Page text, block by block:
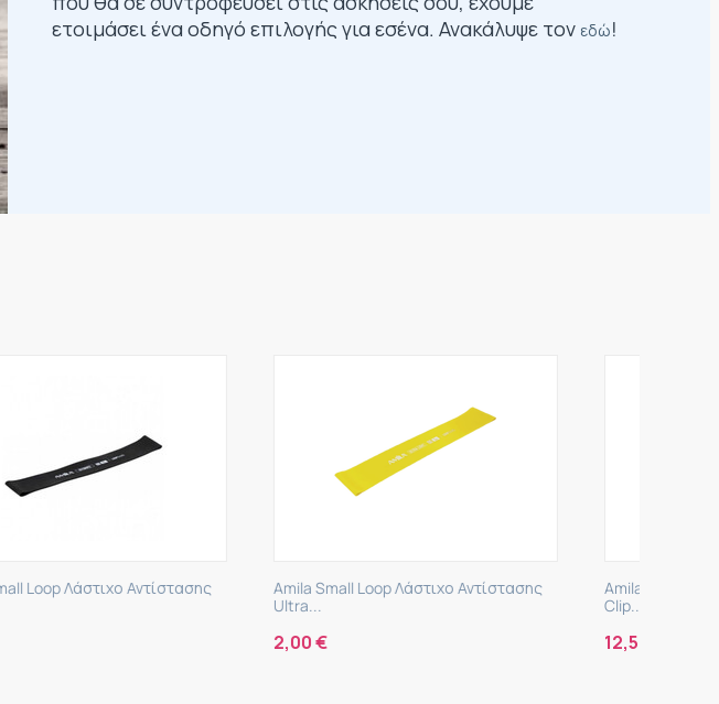
ετοιμάσει ένα οδηγό επιλογής για εσένα. Ανακάλυψε τον εδώ!
Amila Small Loop Λάστιχο Αντίστασης
Amila Gym Tube Λάστιχο Αντίστασης με